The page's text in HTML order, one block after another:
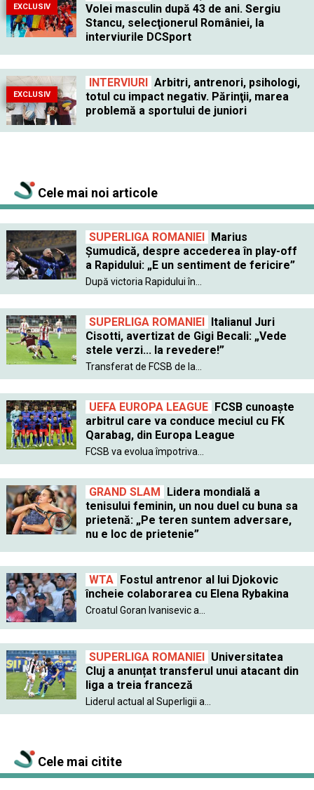
EXCLUSIV
Volei masculin după 43 de ani. Sergiu
Stancu, selecţionerul României, la
interviurile DCSport
EXCLUSIV
INTERVIURI
Arbitri, antrenori, psihologi,
totul cu impact negativ. Părinţii, marea
problemă a sportului de juniori
Cele mai noi articole
SUPERLIGA ROMANIEI
Marius
Șumudică, despre accederea în play-off
a Rapidului: „E un sentiment de fericire”
După victoria Rapidului în...
SUPERLIGA ROMANIEI
Italianul Juri
Cisotti, avertizat de Gigi Becali: „Vede
stele verzi... la revedere!”
Transferat de FCSB de la...
UEFA EUROPA LEAGUE
FCSB cunoaște
arbitrul care va conduce meciul cu FK
Qarabag, din Europa League
FCSB va evolua împotriva...
GRAND SLAM
Lidera mondială a
tenisului feminin, un nou duel cu buna sa
prietenă: „Pe teren suntem adversare,
nu e loc de prietenie”
WTA
Fostul antrenor al lui Djokovic
încheie colaborarea cu Elena Rybakina
Croatul Goran Ivanisevic a...
SUPERLIGA ROMANIEI
Universitatea
Cluj a anunțat transferul unui atacant din
liga a treia franceză
Liderul actual al Superligii a...
Cele mai citite